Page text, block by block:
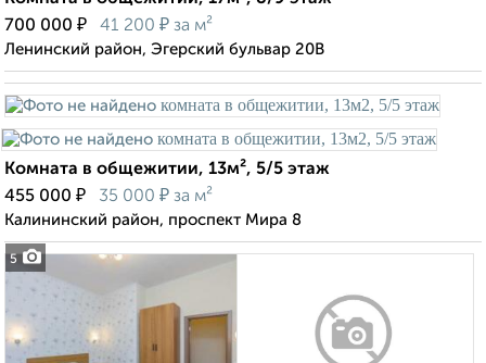
700 000 ₽ 41 200 ₽ за м²
Ленинский район, Эгерский бульвар 20В
5
Комната в общежитии, 13м², 5/5 этаж
455 000 ₽ 35 000 ₽ за м²
Калининский район, проспект Мира 8